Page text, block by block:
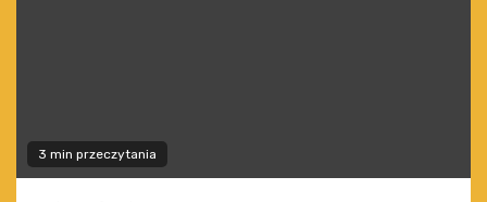
3 min przeczytania